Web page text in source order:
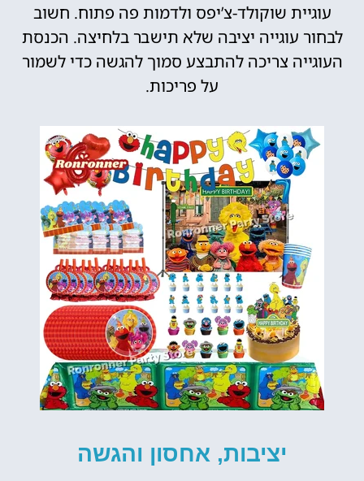
עוגיית שוקולד-צ’יפס ולדמות פה פתוח. חשוב
לבחור עוגייה יציבה שלא תישבר בלחיצה. הכנסת
העוגייה צריכה להתבצע סמוך להגשה כדי לשמור
על פריכות.
יציבות, אחסון והגשה